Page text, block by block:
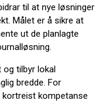
til at nye løsninger
Målet er å sikre at
ut de planlagte
og tilbyr lokal
bredde. For
kompetanse